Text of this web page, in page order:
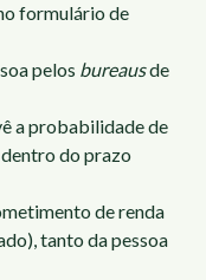
formulário de
pelos bureausde
a probabilidade de
do prazo
de renda
tanto da pessoa